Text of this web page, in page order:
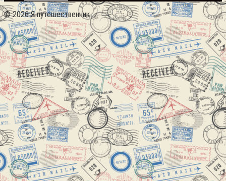
© 2026 Я путешественник